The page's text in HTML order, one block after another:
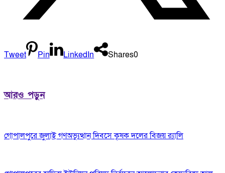
Tweet Pin LinkedIn Shares0
আরও পড়ুন
গোপালপুরে জুলাই গণঅভ্যুত্থান দিবসে কৃষক দলের বিজয় র‍্যালি